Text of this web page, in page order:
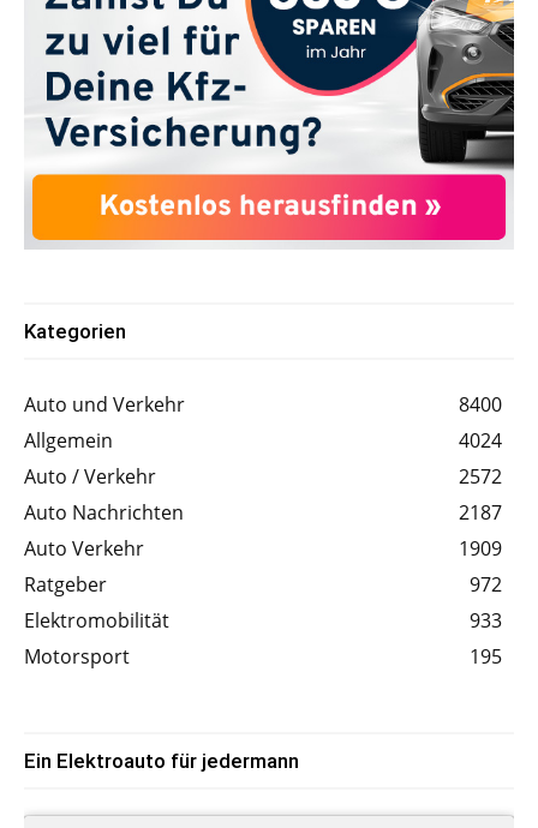
Kategorien
Auto und Verkehr
8400
Allgemein
4024
Auto / Verkehr
2572
Auto Nachrichten
2187
Auto Verkehr
1909
Ratgeber
972
Elektromobilität
933
Motorsport
195
Ein Elektroauto für jedermann